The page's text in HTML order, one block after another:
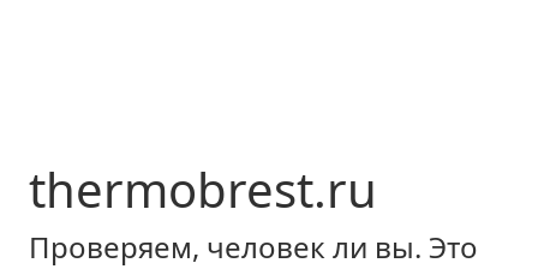
thermobrest.ru
Проверяем, человек ли вы. Это